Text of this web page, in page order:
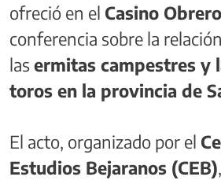
ofreció en el Casino
conferencia sobre la
las ermitas campestres y
toros en la provincia de
El acto, organizado por el
Estudios Bejaranos (CEB)